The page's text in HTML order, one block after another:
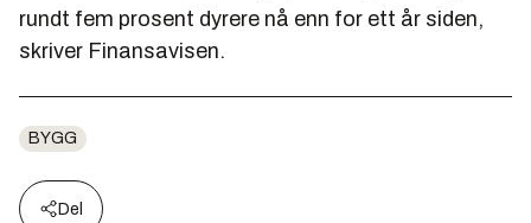
rundt fem prosent dyrere nå enn for ett år siden,
skriver Finansavisen.
BYGG
Del